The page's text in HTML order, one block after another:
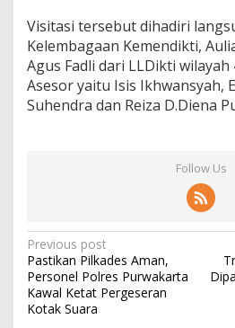
Visitasi tersebut dihadiri
Kelembagaan Kemendikti,
Agus Fadli dari LLDikti
Asesor yaitu Isis Ikhwansyah,
Suhendra dan Reiza D.Diena
Follow Us
Post
navigation
Previous post
Pastikan Pilkades Aman,
Personel Polres Purwakarta
Kawal Ketat Pergeseran
Kotak Suara